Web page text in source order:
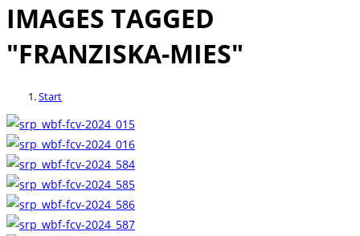
IMAGES TAGGED
"FRANZISKA-MIES"
Start